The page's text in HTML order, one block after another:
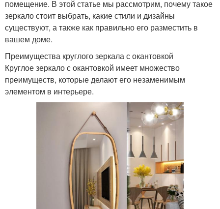
помещение. В этой статье мы рассмотрим, почему такое
зеркало стоит выбрать, какие стили и дизайны
существуют, а также как правильно его разместить в
вашем доме.
Преимущества круглого зеркала с окантовкой
Круглое зеркало с окантовкой имеет множество
преимуществ, которые делают его незаменимым
элементом в интерьере.